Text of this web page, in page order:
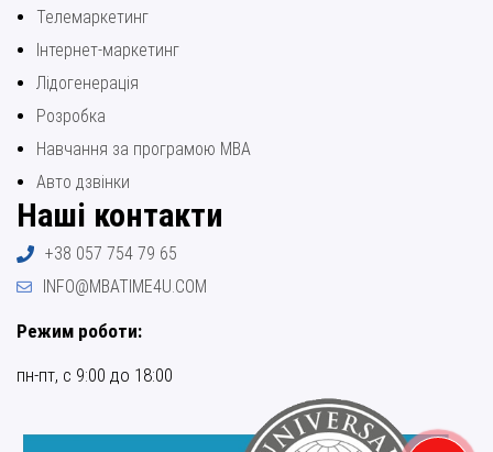
Телемаркетинг
Інтернет-маркетинг
Лідогенерація
Розробка
Навчання за програмою МВА
Авто дзвінки
Наші контакти
+38 057 754 79 65
INFO@MBATIME4U.COM
Режим роботи:
пн-пт, с 9:00 до 18:00